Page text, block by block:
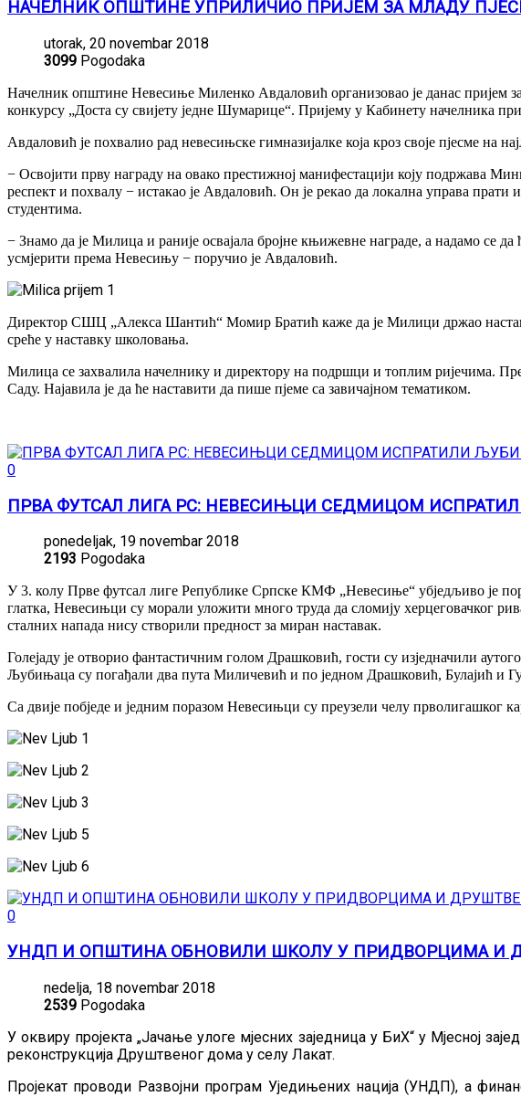
НАЧЕЛНИК ОПШТИНЕ УПРИЛИЧИО ПРИЈЕМ ЗА МЛАДУ
utorak, 20 novembar 2018
3099 Pogodaka
Начелник општине Невесиње Миленко Авдаловић организовао је данас пријем
конкурсу „Доста су свијету једне Шумарице“. Пријему у Кабинету начелника
Авдаловић је похвалио рад невесињске гимназијалке која кроз своје пјесме на
− Освојити прву награду на овако престижној манифестацији коју подржава
респект и похвалу − истакао је Авдаловић. Он је рекао да локална управа
студентима.
− Знамо да је Милица и раније освајала бројне књижевне награде, а надамо се
усмјерити према Невесињу − поручио је Авдаловић.
Директор СШЦ „Алекса Шантић“ Момир Братић каже да је Милици држао
среће у наставку школовања.
Милица се захвалила начелнику и директору на подршци и топлим ријечима.
Саду. Најавила је да ће наставити да пише пјеме са завичајном тематиком.
0
ПРВА ФУТСАЛ ЛИГА РС: НЕВЕСИЊЦИ СЕДМИЦОМ
ponedeljak, 19 novembar 2018
2193 Pogodaka
У 3. колу Прве футсал лиге Републике Српске КМФ „Невесиње“ убједљиво је
глатка, Невесињци су морали уложити много труда да сломију херцеговачког
сталних напада нису створили предност за миран наставак.
Голејаду је отворио фантастичним голом Драшковић, гости су изједначили
Љубињаца су погађали два пута Миличевић и по једном Драшковић, Булајић и
Са двије побједе и једним поразом Невесињци су преузели челу прволигашког
0
УНДП И ОПШТИНА ОБНОВИЛИ ШКОЛУ У ПРИДВОРЦИМА И
nedelja, 18 novembar 2018
2539 Pogodaka
У оквиру пројекта „Јачање улоге мјесних заједница у БиХ“ у Мјесној
реконструкција Друштвеног дома у селу Лакат.
Пројекат проводи Развојни програм Уједињених нација (УНДП), а